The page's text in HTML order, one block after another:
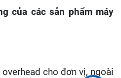
của các sản phẩm máy
cho đơn vị, ngoài